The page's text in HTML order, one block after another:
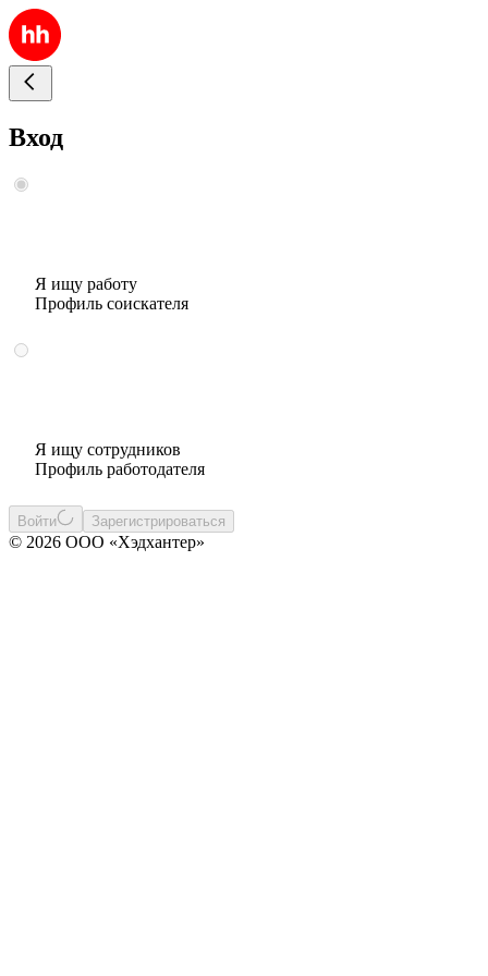
Вход
Я ищу работу
Профиль соискателя
Я ищу сотрудников
Профиль работодателя
Войти Зарегистрироваться
© 2026 ООО «Хэдхантер»